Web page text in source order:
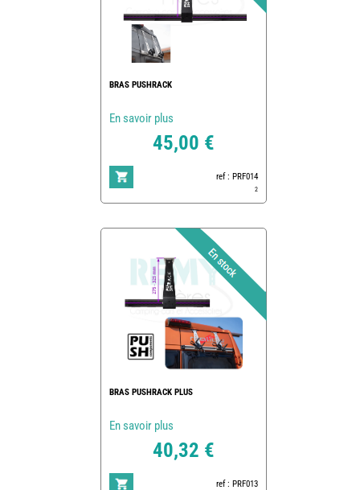
BRAS PUSHRACK
En savoir plus
45,00 €
ref : PRF014
2
BRAS PUSHRACK PLUS
En savoir plus
40,32 €
ref : PRF013